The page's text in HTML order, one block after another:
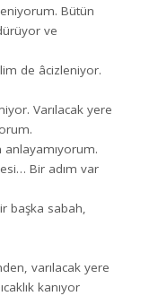
Bütün
ve
de âcizleniyor.
Varılacak yere
Bir adım var
başka sabah,
varılacak yere
kanıyor